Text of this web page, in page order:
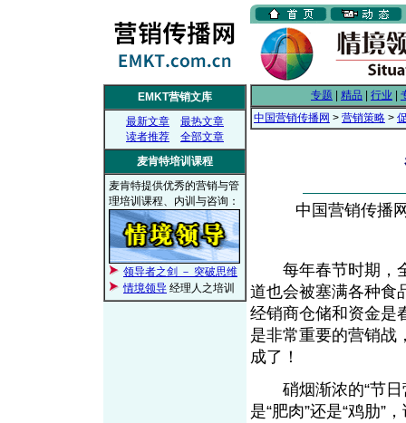
EMKT营销文库
最新文章
最热文章
读者推荐
全部文章
麦肯特培训课程
麦肯特提供优秀的营销与管
理培训课程、内训与咨询：
领导者之剑 － 突破思维
情境领导 经理人之培训
专题 精品 行业
中国营销传播网 > 营销策略 >
中国营销传播
每年春节时期，全
道也会被塞满各种食
经销商仓储和资金是
是非常重要的营销战
成了！
硝烟渐浓的“节日
是“肥肉”还是“鸡肋”